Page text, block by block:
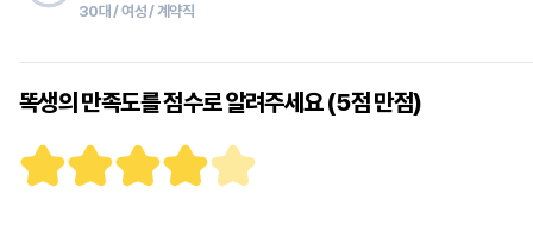
30대 / 여성 / 계약직
똑생의 만족도를 점수로 알려주세요 (5점 만점)